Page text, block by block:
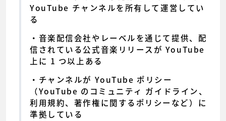
YouTube チャンネルを所有して運営してい
る
音楽配信会社やレーベルを通じて提供、配
信されている公式音楽リリースが YouTube
上に 1 つ以上ある
チャンネルが YouTube ポリシー
（YouTube のコミュニティ ガイドライン、
利用規約、著作権に関するポリシーなど）に
準拠している